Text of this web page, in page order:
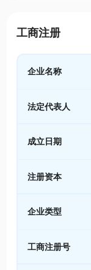
工商注册
企业名称
法定代表人
成立日期
注册资本
企业类型
工商注册号